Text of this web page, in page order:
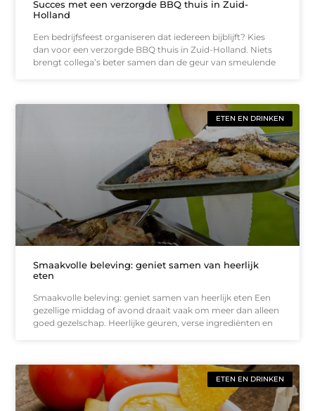
Succes met een verzorgde BBQ thuis in Zuid-
Holland
Een bedrijfsfeest organiseren dat iedereen bijblijft? Kies
dan voor een verzorgde BBQ thuis in Zuid-Holland. Niets
brengt collega’s beter samen dan de geur van smeulende
ETEN EN DRINKEN
Smaakvolle beleving: geniet samen van heerlijk
eten
Smaakvolle beleving: geniet samen van heerlijk eten Een
gezellige middag of avond draait vaak om meer dan alleen
goed gezelschap. Heerlijke geuren, verse ingrediënten en
ETEN EN DRINKEN